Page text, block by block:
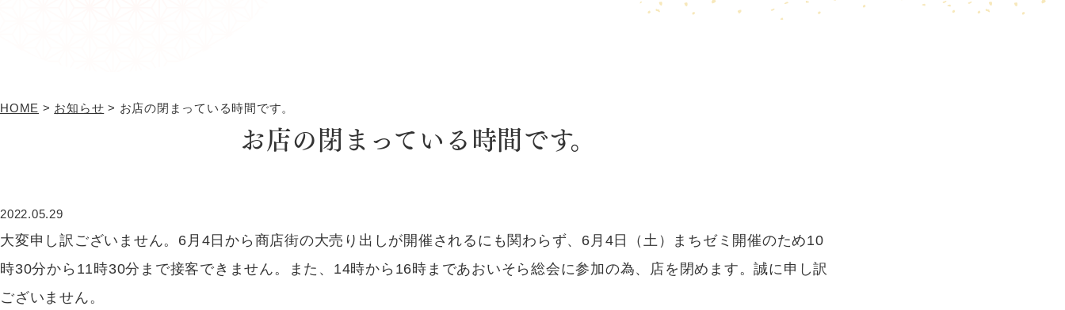
HOME > お知らせ > お店の閉まっている時間です。
お店の閉まっている時間です。
2022.05.29
大変申し訳ございません。6月4日から商店街の大売り出しが開催されるにも関わらず、6月4日（土）まちゼミ開催のため10
時30分から11時30分まで接客できません。また、14時から16時まであおいそら総会に参加の為、店を閉めます。誠に申し訳
ございません。